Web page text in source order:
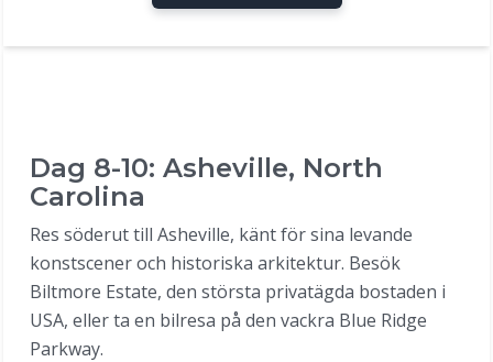
Dag 8-10: Asheville, North
Carolina
Res söderut till Asheville, känt för sina levande
konstscener och historiska arkitektur. Besök
Biltmore Estate, den största privatägda bostaden i
USA, eller ta en bilresa på den vackra Blue Ridge
Parkway.